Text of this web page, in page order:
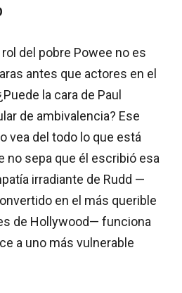
del pobre Powee no es
antes que actores en el
la cara de Paul
de ambivalencia? Ese
vea del todo lo que está
no sepa que él escribió esa
irradiante de Rudd —
en el más querible
de Hollywood— funciona
a uno más vulnerable